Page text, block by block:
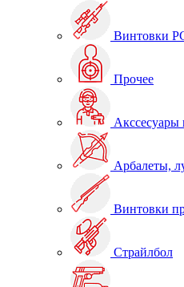
Винтовки
Прочее
Акссесуары
Арбалеты,
Винтовки
Страйлбол